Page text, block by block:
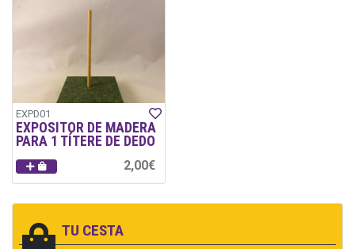
TU CESTA
EXPD01
EXPOSITOR DE MADERA
PARA 1 TÍTERE DE DEDO
2,00€